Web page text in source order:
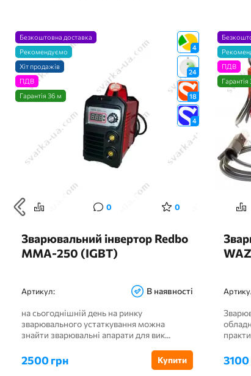
4
24
18
4
Безкоштовна доставка
Рекомендуємо
Хіт продажів
ПДВ
Гарантія 36 м
0 0
Зварювальний інвертор Redbo
MMA-250 (IGBT)
Артикул: В наявності
на сьогоднішній день на ринку
зварювального устаткування можна
знайти зварювальні апарати для вик...
2500 грн Купити
ПДВ
Гарантія
3100